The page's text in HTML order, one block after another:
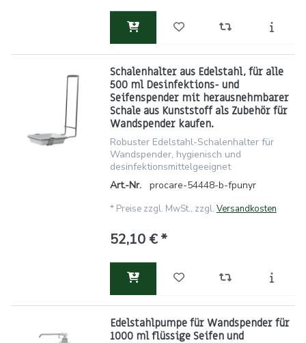
Schalenhalter aus Edelstahl, für alle
500 ml Desinfektions- und
Seifenspender mit herausnehmbarer
Schale aus Kunststoff als Zubehör für
Wandspender kaufen.
Robuster Edelstahl-Schalenhalter für
Wandspender, hygienisch und
desinfektionsmittelgeeignet
Art.-Nr.
procare-54448-b-fpunyr
* Preise zzgl. MwSt., zzgl. Versandkosten
52,10 € *
Edelstahlpumpe für Wandspender für
1000 ml flüssige Seifen und